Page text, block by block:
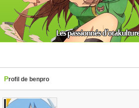
Profil de benpro